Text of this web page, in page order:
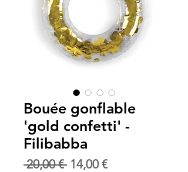
Bouée gonflable
'gold confetti' -
Filibabba
20,00 € Prix
14,00 €Prix